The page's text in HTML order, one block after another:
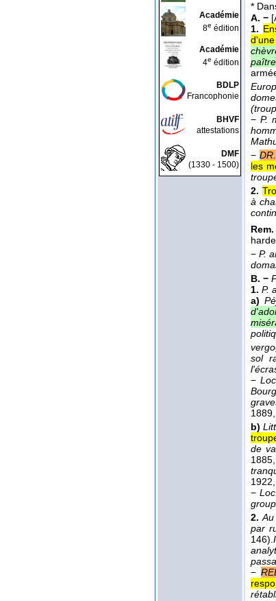
Académie
8e édition
Académie
4e édition
BDLP
Francophonie
BHVF
attestations
DMF
(1330 - 1500)
*
A. −
1.
− P.
−
les
2.
à
Rem.
−P.
B. −
1. P.
a)
sol
−Loc.
1889
b)
de
1885
1922
−Loc.
2. Au
par
146).
−